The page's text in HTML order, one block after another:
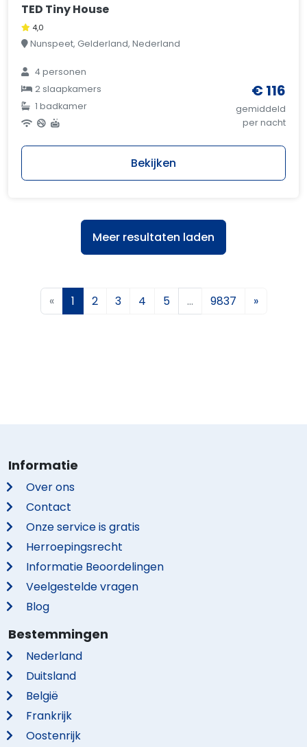
TED Tiny House
4,0
Nunspeet, Gelderland, Nederland
4 personen
2 slaapkamers
1 badkamer
€ 116
gemiddeld
per nacht
Bekijken
Meer resultaten laden
« 1 2 3 4 5 … 9837 »
Informatie
Over ons
Contact
Onze service is gratis
Herroepingsrecht
Informatie Beoordelingen
Veelgestelde vragen
Blog
Bestemmingen
Nederland
Duitsland
België
Frankrijk
Oostenrijk